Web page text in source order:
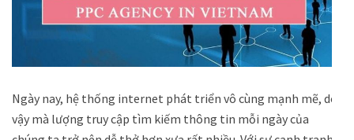
Ngày nay, hệ thống internet phát triển vô cùng mạnh mẽ, do
vậy mà lượng truy cập tìm kiếm thông tin mỗi ngày của